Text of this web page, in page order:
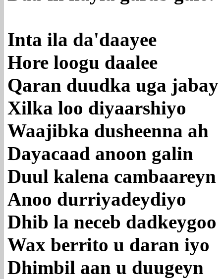
Inta ila da'daayee
Hore loogu daalee
Qaran duudka uga jabay
Xilka loo diyaarshiyo
Waajibka dusheenna ah
Dayacaad anoon galin
Duul kalena cambaareyn
Anoo durriyadeydiyo
Dhib la neceb dadkeygoo
Wax berrito u daran iyo
Dhimbil aan u duugeyn